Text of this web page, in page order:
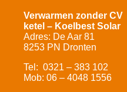
Verwarmen zonder CV
ketel – Koelbest Solar
Adres: De Aar 81
8253 PN Dronten
Tel: 0321 – 383 102
Mob: 06 – 4048 1556